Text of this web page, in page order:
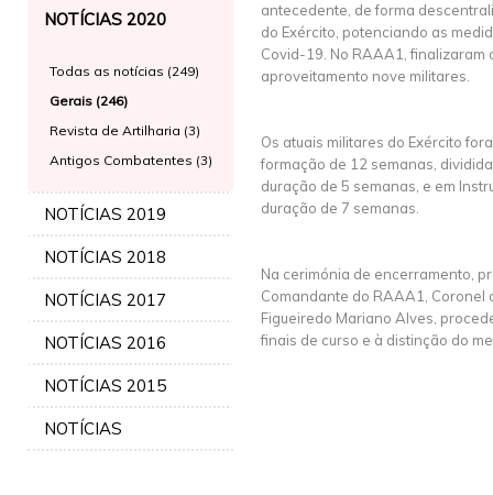
NOTÍCIAS 2020
Todas as notícias (249)
Gerais (246)
Revista de Artilharia (3)
Antigos Combatentes (3)
NOTÍCIAS 2019
NOTÍCIAS 2018
NOTÍCIAS 2017
NOTÍCIAS 2016
NOTÍCIAS 2015
NOTÍCIAS
antecedente, de forma
do Exército, potenciando as
Covid-19. No RAAA1, finalizaram
aproveitamento nove militares.
Os atuais militares do Exército
formação de 12 semanas,
duração de 5 semanas, e em
duração de 7 semanas.
Na cerimónia de encerramento,
Comandante do RAAA1,
Figueiredo Mariano Alves,
finais de curso e à distinção do